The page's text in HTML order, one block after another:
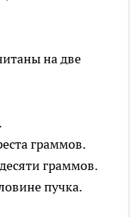
на две
граммов.
граммов.
пучка.